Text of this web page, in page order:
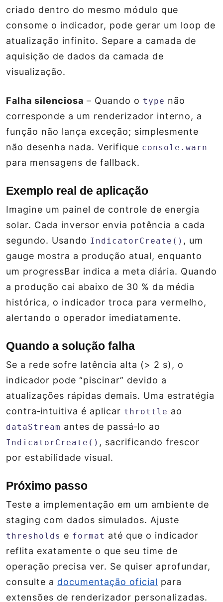
criado dentro do mesmo módulo que
consome o indicador, pode gerar um loop de
atualização infinito. Separe a camada de
aquisição de dados da camada de
visualização.
Falha silenciosa – Quando o type não
corresponde a um renderizador interno, a
função não lança exceção; simplesmente
não desenha nada. Verifique console.warn
para mensagens de fallback.
Exemplo real de aplicação
Imagine um painel de controle de energia
solar. Cada inversor envia potência a cada
segundo. Usando IndicatorCreate() , um
gauge mostra a produção atual, enquanto
um progressBar indica a meta diária. Quando
a produção cai abaixo de 30 % da média
histórica, o indicador troca para vermelho,
alertando o operador imediatamente.
Quando a solução falha
Se a rede sofre latência alta (> 2 s), o
indicador pode “piscinar” devido a
atualizações rápidas demais. Uma estratégia
contra‑intuitiva é aplicar throttle ao
dataStream antes de passá‑lo ao
IndicatorCreate() , sacrificando frescor
por estabilidade visual.
Próximo passo
Teste a implementação em um ambiente de
staging com dados simulados. Ajuste
thresholds e format até que o indicador
reflita exatamente o que seu time de
operação precisa ver. Se quiser aprofundar,
consulte a documentação oficial para
extensões de renderizador personalizadas.